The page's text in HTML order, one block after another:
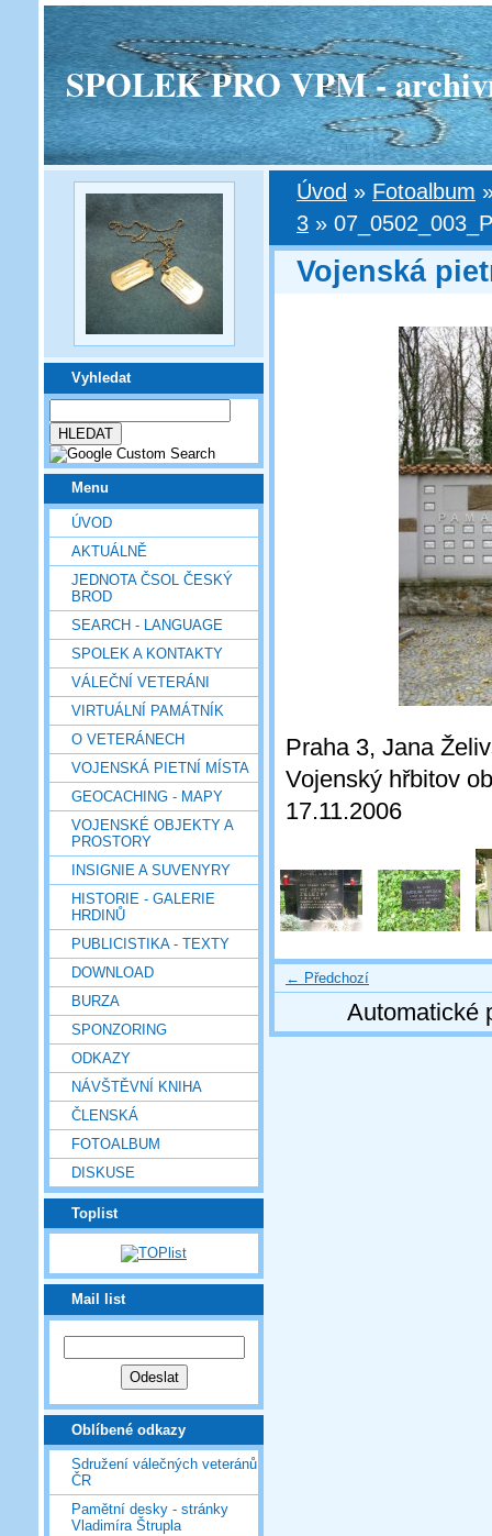
SPOLEK PRO VPM -
Vyhledat
Menu
ÚVOD
AKTUÁLNĚ
JEDNOTA ČSOL ČESKÝ
BROD
SEARCH - LANGUAGE
SPOLEK A KONTAKTY
VÁLEČNÍ VETERÁNI
VIRTUÁLNÍ PAMÁTNÍK
O VETERÁNECH
VOJENSKÁ PIETNÍ MÍSTA
GEOCACHING - MAPY
VOJENSKÉ OBJEKTY A
PROSTORY
INSIGNIE A SUVENYRY
HISTORIE - GALERIE
HRDINŮ
PUBLICISTIKA - TEXTY
DOWNLOAD
BURZA
SPONZORING
ODKAZY
NÁVŠTĚVNÍ KNIHA
ČLENSKÁ
FOTOALBUM
DISKUSE
Toplist
Mail list
Oblíbené odkazy
Sdružení válečných veteránů
ČR
Pamětní desky - stránky
Vladimíra Štrupla
Úvod » Fotoalbum
3 »
Vojenská
Praha 3, Jana
Vojenský hřbitov
17.11.2006
← Předchozí
Automatické